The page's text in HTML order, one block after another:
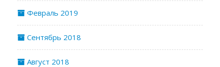
Февраль 2019
Сентябрь 2018
Август 2018